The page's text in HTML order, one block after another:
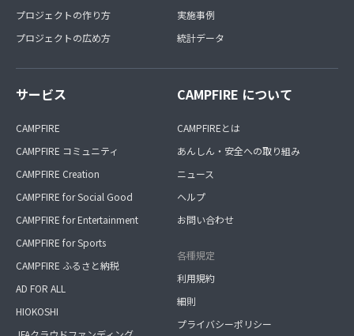
プロジェクトの作り方
プロジェクトの広め方
実施事例
統計データ
サービス
CAMPFIRE
CAMPFIRE コミュニティ
CAMPFIRE Creation
CAMPFIRE for Social Good
CAMPFIRE for Entertainment
CAMPFIRE for Sports
CAMPFIRE ふるさと納税
AD FOR ALL
HIOKOSHI
CAMPFIRE について
CAMPFIREとは
あんしん・安全への取り組み
ニュース
ヘルプ
お問い合わせ
各種規定
利用規約
細則
プライバシーポリシー